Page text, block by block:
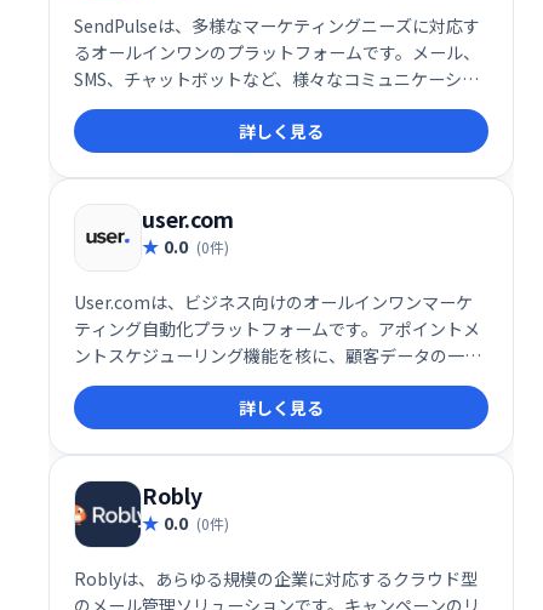
SendPulseは、多様なマーケティングニーズに対応す
るオールインワンのプラットフォームです。メール、
SMS、チャットボットなど、様々なコミュニケーショ
ンチャネルを活用したマーケティングキャンペーンを
効率的に実行できます。ユーザーフレンドリーなイン
ターフェースで、初心者にも簡単に利用可能。顧客エ
ンゲージメントを高め、ビジネス成長を促進します。
詳細な分析機能も搭載し、効果測定も容易です。
詳しく見る
user.com
0.0 (0件)
User.comは、ビジネス向けのオールインワンマーケ
ティング自動化プラットフォームです。アポイントメ
ントスケジューリング機能を核に、顧客データの一元
管理でエンゲージメントとコンバージョン率向上を実
現します。様々なコミュニケーションチャネルを統合
し、効率的な顧客接点を促進。予約スケジュールの最
適化で、ビジネス成長を支援します。
詳しく見る
Robly
0.0 (0件)
Roblyは、あらゆる規模の企業に対応するクラウド型
のメール管理ソリューションです。キャンペーンのリ